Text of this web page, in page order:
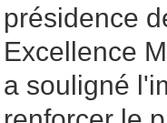
présidence
Excellence
a souligné